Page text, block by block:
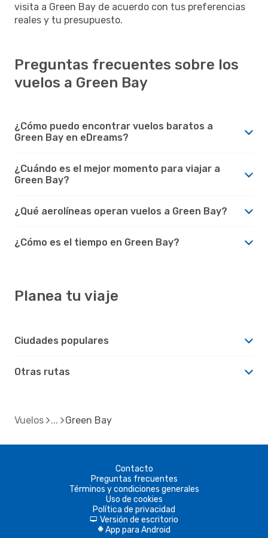
visita a Green Bay de acuerdo con tus preferencias
reales y tu presupuesto.
Preguntas frecuentes sobre los
vuelos a Green Bay
¿Cómo puedo encontrar vuelos baratos a
Green Bay en eDreams?
¿Cuándo es el mejor momento para viajar a
Green Bay?
¿Qué aerolíneas operan vuelos a Green Bay?
¿Cómo es el tiempo en Green Bay?
Planea tu viaje
Ciudades populares
Otras rutas
Vuelos Green Bay
Contacto
Preguntas frecuentes
Términos y condiciones generales
Uso de cookies
Política de privacidad
d Versión de escritorio
A App para Android